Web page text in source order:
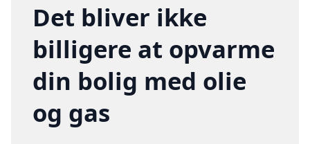
Det bliver ikke
billigere at opvarme
din bolig med olie
og gas